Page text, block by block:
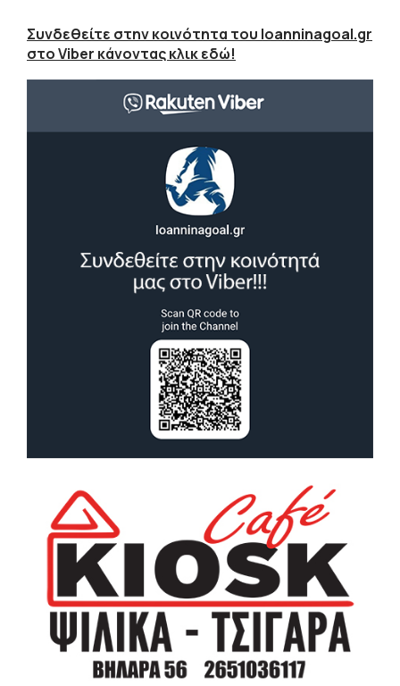
Συνδεθείτε στην κοινότητα του Ioanninagoal.gr
στο Viber κάνοντας κλικ εδώ!